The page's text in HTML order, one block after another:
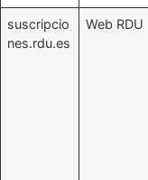
suscripcio
nes.rdu.es
Web RDU